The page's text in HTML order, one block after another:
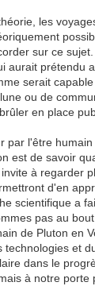
les
sur ce sujet.
aurait prétendu
serait
ou de
en place
par l'être
est de savoir
à regarder
d'en
scientifique a
pas au
de Pluton en
et
dans le
à notre porte